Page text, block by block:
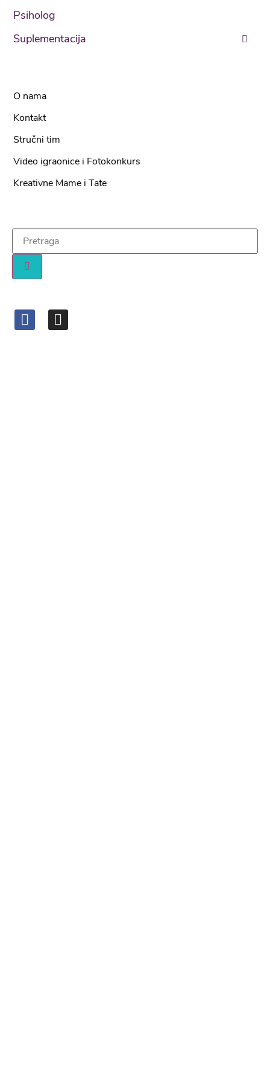
Psiholog
Suplementacija
O nama
Kontakt
Stručni tim
Video igraonice i Fotokonkurs
Kreativne Mame i Tate